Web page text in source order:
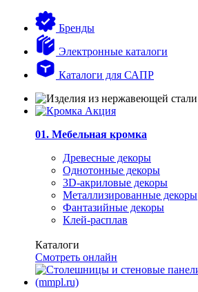
Бренды
Электронные каталоги
Каталоги для САПР
01. Мебельная кромка
Древесные декоры
Однотонные декоры
3D-акриловые декоры
Металлизированные декоры
Фантазийные декоры
Клей-расплав
Каталоги
Смотреть онлайн